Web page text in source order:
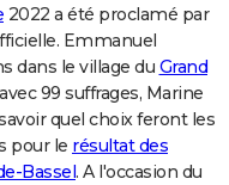
2022 a été proclamé par
Emmanuel
dans le village du Grand
99 suffrages, Marine
quel choix feront les
pour le résultat des
Bassel. A l'occasion du